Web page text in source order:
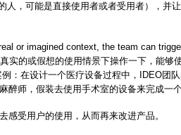
，可能是直接使用者或者受用者），并
or imagined context, the team can
实的或假想的使用情景下操作一下，能够
：在设计一个医疗设备过程中，IDEO团
醉师，假装去使用手术室的设备来完成一
受用户的使用，从而再来改进产品。